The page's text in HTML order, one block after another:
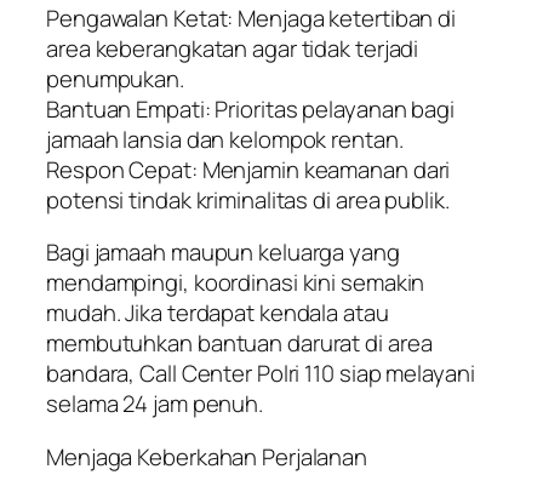
Pengawalan Ketat: Menjaga ketertiban di
area keberangkatan agar tidak terjadi
penumpukan.
Bantuan Empati: Prioritas pelayanan bagi
jamaah lansia dan kelompok rentan.
Respon Cepat: Menjamin keamanan dari
potensi tindak kriminalitas di area publik.
Bagi jamaah maupun keluarga yang
mendampingi, koordinasi kini semakin
mudah. Jika terdapat kendala atau
membutuhkan bantuan darurat di area
bandara, Call Center Polri 110 siap melayani
selama 24 jam penuh.
Menjaga Keberkahan Perjalanan